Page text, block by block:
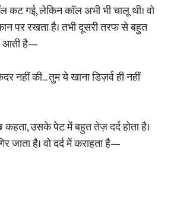
कट गई, लेकिन कॉल अभी भी चालू थी। वो
पर रखता है। तभी दूसरी तरफ से बहुत
आती है—
नहीं की... तुम ये खाना डिज़र्व ही नहीं
उसके पेट में बहुत तेज़ दर्द होता है।
जाता है। वो दर्द में कराहता है—